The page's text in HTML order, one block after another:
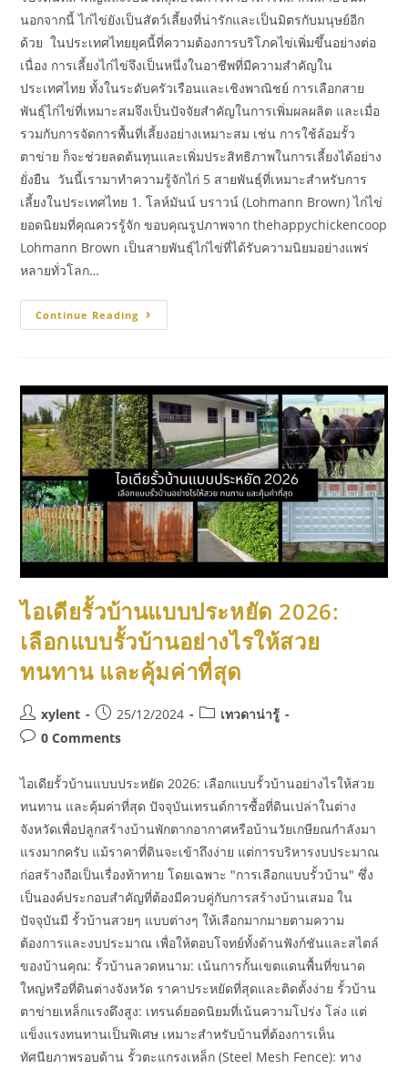
นอกจากนี้ ไก่ไข่ยังเป็นสัตว์เลี้ยงที่น่ารักและเป็นมิตรกับมนุษย์อีก
ด้วย ในประเทศไทยยุคนี้ที่ความต้องการบริโภคไข่เพิ่มขึ้นอย่างต่อ
เนื่อง การเลี้ยงไก่ไข่จึงเป็นหนึ่งในอาชีพที่มีความสำคัญใน
ประเทศไทย ทั้งในระดับครัวเรือนและเชิงพาณิชย์ การเลือกสาย
พันธุ์ไก่ไข่ที่เหมาะสมจึงเป็นปัจจัยสำคัญในการเพิ่มผลผลิต และเมื่อ
รวมกับการจัดการพื้นที่เลี้ยงอย่างเหมาะสม เช่น การใช้ล้อมรั้ว
ตาข่าย ก็จะช่วยลดต้นทุนและเพิ่มประสิทธิภาพในการเลี้ยงได้อย่าง
ยั่งยืน วันนี้เรามาทำความรู้จักไก่ 5 สายพันธุ์ที่เหมาะสำหรับการ
เลี้ยงในประเทศไทย 1. โลห์มันน์ บราวน์ (Lohmann Brown) ไก่ไข่
ยอดนิยมที่คุณควรรู้จัก ขอบคุณรูปภาพจาก thehappychickencoop
Lohmann Brown เป็นสายพันธุ์ไก่ไข่ที่ได้รับความนิยมอย่างแพร่
หลายทั่วโลก…
Continue Reading
ไอเดียรั้วบ้านแบบประหยัด 2026:
เลือกแบบรั้วบ้านอย่างไรให้สวย
ทนทาน และคุ้มค่าที่สุด
xylent 25/12/2024
เทวดาน่ารู้
0 Comments
ไอเดียรั้วบ้านแบบประหยัด 2026: เลือกแบบรั้วบ้านอย่างไรให้สวย
ทนทาน และคุ้มค่าที่สุด ปัจจุบันเทรนด์การซื้อที่ดินเปล่าในต่าง
จังหวัดเพื่อปลูกสร้างบ้านพักตากอากาศหรือบ้านวัยเกษียณกำลังมา
แรงมากครับ แม้ราคาที่ดินจะเข้าถึงง่าย แต่การบริหารงบประมาณ
ก่อสร้างถือเป็นเรื่องท้าทาย โดยเฉพาะ "การเลือกแบบรั้วบ้าน" ซึ่ง
เป็นองค์ประกอบสำคัญที่ต้องมีควบคู่กับการสร้างบ้านเสมอ ใน
ปัจจุบันมี รั้วบ้านสวยๆ แบบต่างๆ ให้เลือกมากมายตามความ
ต้องการและงบประมาณ เพื่อให้ตอบโจทย์ทั้งด้านฟังก์ชันและสไตล์
ของบ้านคุณ: รั้วบ้านลวดหนาม: เน้นการกั้นเขตแดนพื้นที่ขนาด
ใหญ่หรือที่ดินต่างจังหวัด ราคาประหยัดที่สุดและติดตั้งง่าย รั้วบ้าน
ตาข่ายเหล็กแรงดึงสูง: เทรนด์ยอดนิยมที่เน้นความโปร่ง โล่ง แต่
แข็งแรงทนทานเป็นพิเศษ เหมาะสำหรับบ้านที่ต้องการเห็น
ทัศนียภาพรอบด้าน รั้วตะแกรงเหล็ก (Steel Mesh Fence): ทาง